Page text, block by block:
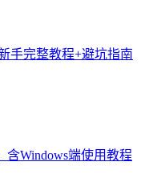
手完整教程+避坑指南
含Windows端使用教程